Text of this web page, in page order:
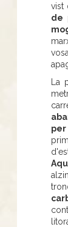
vist
de
La